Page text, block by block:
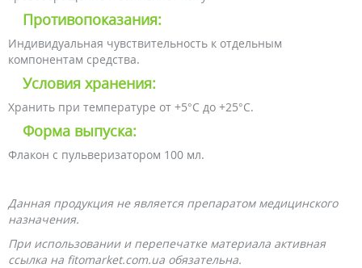
Противопоказания:
Индивидуальная чувствительность к отдельным
компонентам средства.
Условия хранения:
Хранить при температуре от +5°С до +25°С.
Форма выпуска:
Флакон с пульверизатором 100 мл.
Данная продукция не является препаратом медицинского
назначения.
При использовании и перепечатке материала активная
ссылка на fitomarket.com.ua обязательна.